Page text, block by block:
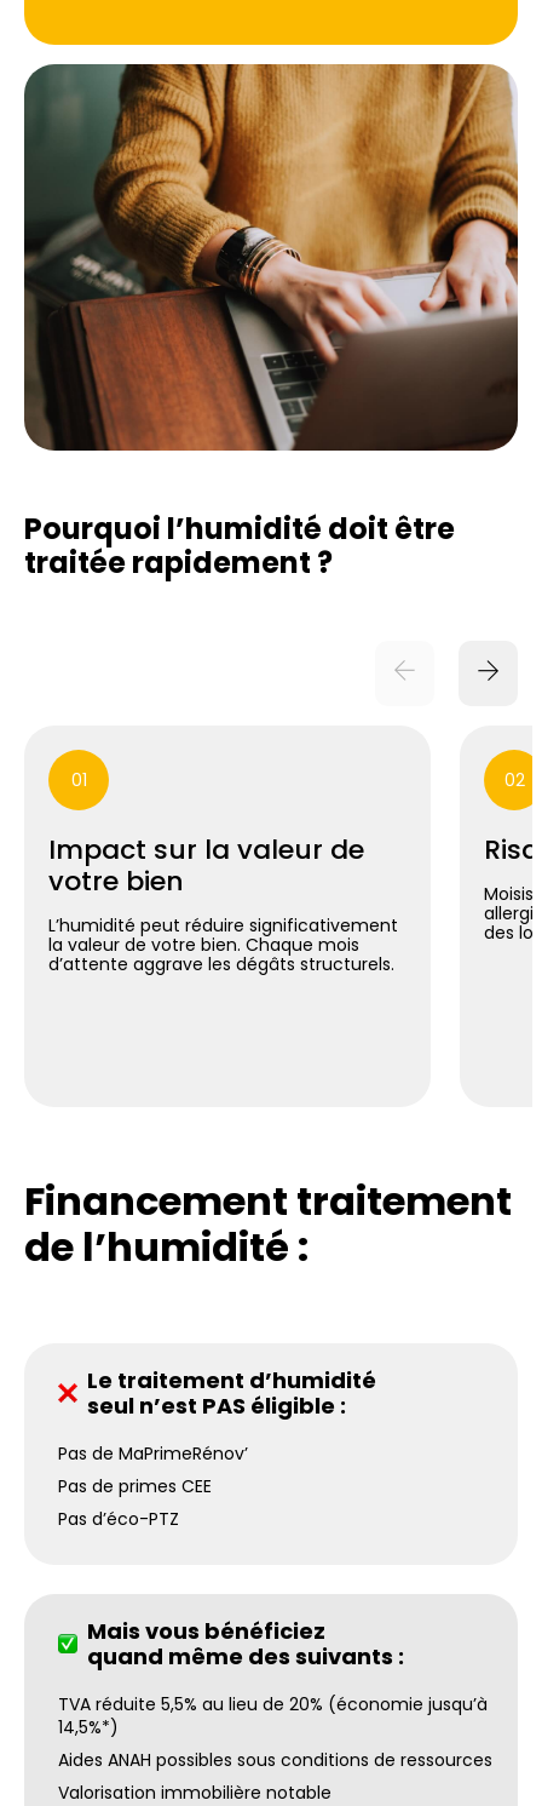
Pourquoi l’humidité doit être
traitée rapidement ?
01
Impact sur la valeur de
votre bien
L’humidité peut réduire significativement
la valeur de votre bien. Chaque mois
d’attente aggrave les dégâts structurels.
02
des
Financement traitement
de l’humidité :
Le traitement d’humidité
seul n’est PAS éligible :
Pas de MaPrimeRénov’
Pas de primes CEE
Pas d’éco-PTZ
Mais vous bénéficiez
quand même des suivants :
TVA réduite 5,5% au lieu de 20% (économie jusqu’à
14,5%*)
Aides ANAH possibles sous conditions de ressources
Valorisation immobilière notable